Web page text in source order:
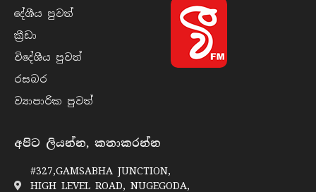
දේශීය පුව​ත්
ක්‍රී​ඩා
විදේශීය පුව​ත්
රසබ​ර
ව්‍යාපාරික පුව​ත්
අපිට ලියන්න, කතාකරන්න
#327,GAMSABHA JUNCTION,
HIGH LEVEL ROAD, NUGEGODA,